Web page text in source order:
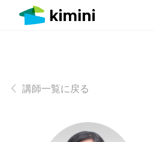
講師一覧に戻る